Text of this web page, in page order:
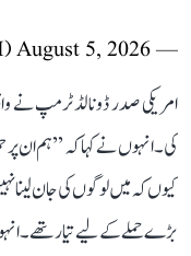
— ANI (@ANI)
August 5, 2026
امریکی صدر ڈونالڈ ٹرمپ
کی۔ انہوں نے کہا کہ ’’ہم ان پر
کیوں کہ میں لوگوں کی جان
بڑے حملے کے لیے تیار تھے۔